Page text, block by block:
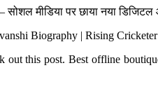
– सोशल मीडिया पर छाया नया
Biography | Rising
out this post. Best offline